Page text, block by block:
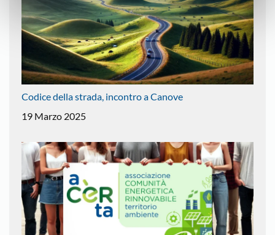
Codice della strada, incontro a Canove
19 Marzo 2025